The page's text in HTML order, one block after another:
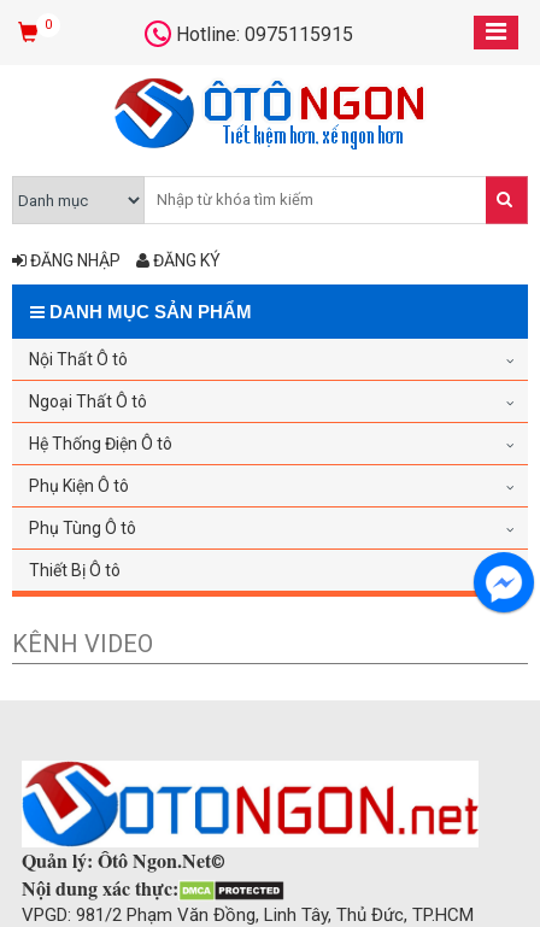
0 Hotline: 0975115915
ĐĂNG NHẬP ĐĂNG KÝ
DANH MỤC SẢN PHẨM
Nội Thất Ô tô
Ngoại Thất Ô tô
Hệ Thống Điện Ô tô
Phụ Kiện Ô tô
Phụ Tùng Ô tô
Thiết Bị Ô tô
KÊNH VIDEO
Quản lý: Ôtô Ngon.Net©
Nội dung xác thực:
VPGD: 981/2 Phạm Văn Đồng, Linh Tây, Thủ Đức, TP.HCM